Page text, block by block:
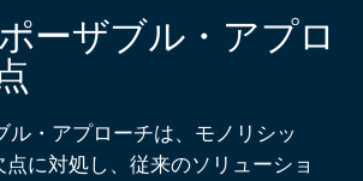
ーザブル・アプロ
ル・アプローチは、モノリシッ
に対処し、従来のソリューショ